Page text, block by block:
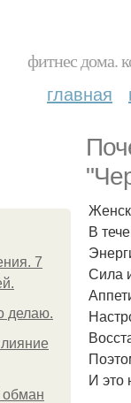
фитнес дома.
главная
7
делаю.
обман
В
Сила
И это